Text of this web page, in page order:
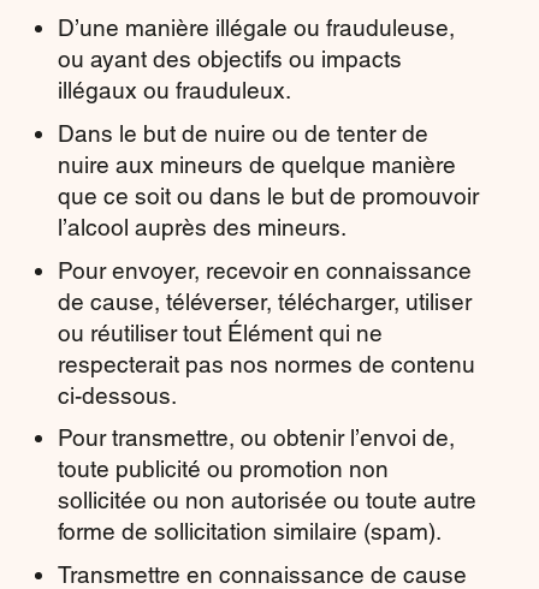
D’une manière illégale ou frauduleuse,
ou ayant des objectifs ou impacts
illégaux ou frauduleux.
Dans le but de nuire ou de tenter de
nuire aux mineurs de quelque manière
que ce soit ou dans le but de promouvoir
l’alcool auprès des mineurs.
Pour envoyer, recevoir en connaissance
de cause, téléverser, télécharger, utiliser
ou réutiliser tout Élément qui ne
respecterait pas nos normes de contenu
ci-dessous.
Pour transmettre, ou obtenir l’envoi de,
toute publicité ou promotion non
sollicitée ou non autorisée ou toute autre
forme de sollicitation similaire (spam).
Transmettre en connaissance de cause